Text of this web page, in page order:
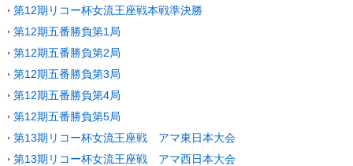
第12期リコー杯女流王座戦本戦準決勝
第12期五番勝負第1局
第12期五番勝負第2局
第12期五番勝負第3局
第12期五番勝負第4局
第12期五番勝負第5局
第13期リコー杯女流王座戦 アマ東日本大会
第13期リコー杯女流王座戦 アマ西日本大会